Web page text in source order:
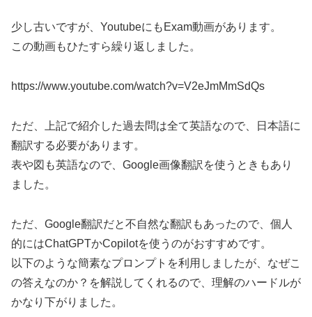
少し古いですが、YoutubeにもExam動画があります。
この動画もひたすら繰り返しました。
https://www.youtube.com/watch?v=V2eJmMmSdQs
ただ、上記で紹介した過去問は全て英語なので、日本語に
翻訳する必要があります。
表や図も英語なので、Google画像翻訳を使うときもあり
ました。
ただ、Google翻訳だと不自然な翻訳もあったので、個人
的にはChatGPTかCopilotを使うのがおすすめです。
以下のような簡素なプロンプトを利用しましたが、なぜこ
の答えなのか？を解説してくれるので、理解のハードルが
かなり下がりました。